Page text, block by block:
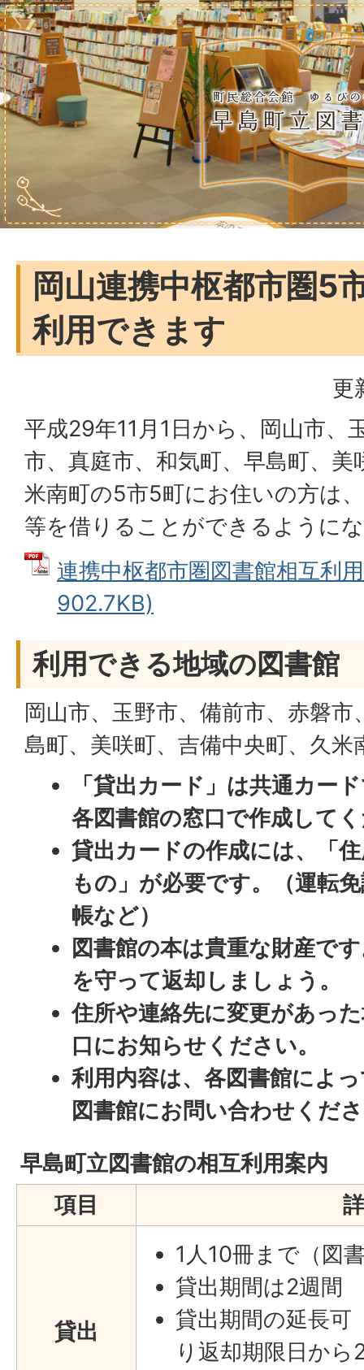
岡山連携中枢都市圏5
利用できます
更
平成29年11月1日から、岡山市、
市、真庭市、和気町、早島町、美
米南町の5市5町にお住いの方は
等を借りることができるように
連携中枢都市圏図書館相互利
902.7KB)
利用できる地域の図書館
岡山市、玉野市、備前市、赤磐
島町、美咲町、吉備中央町、久米
「貸出カード」は共通カー
各図書館の窓口で作成して
貸出カードの作成には、「
もの」が必要です。（運転
帳など）
図書館の本は貴重な財産で
を守って返却しましょう。
住所や連絡先に変更があっ
口にお知らせください。
利用内容は、各図書館によ
図書館にお問い合わせくだ
早島町立図書館の相互利用案内
項目
貸出
1人10冊まで（図
貸出期間は2週間
貸出期間の延長可
り返却期限日から